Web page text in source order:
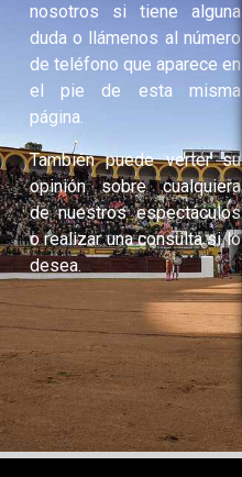
nosotros si tiene alguna
duda o llámenos al número
de teléfono que aparece en
el pie de esta misma
página.
También puede verter su
opinión sobre cualquiera
de nuestros espectáculos
o realizar una consulta si lo
desea.